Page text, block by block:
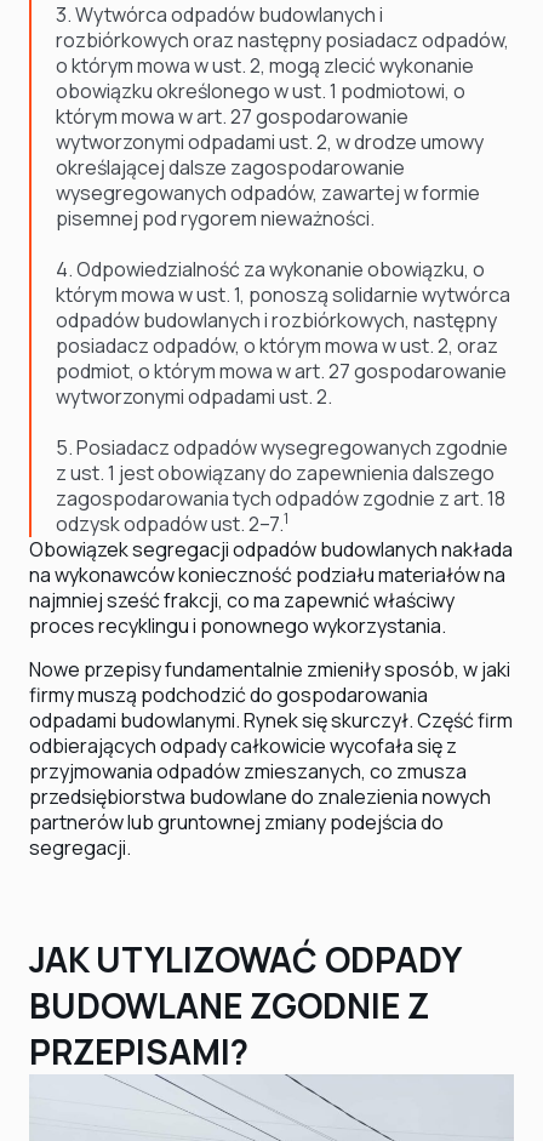
3. Wytwórca odpadów budowlanych i
rozbiórkowych oraz następny posiadacz odpadów,
o którym mowa w ust. 2, mogą zlecić wykonanie
obowiązku określonego w ust. 1 podmiotowi, o
którym mowa w art. 27 gospodarowanie
wytworzonymi odpadami ust. 2, w drodze umowy
określającej dalsze zagospodarowanie
wysegregowanych odpadów, zawartej w formie
pisemnej pod rygorem nieważności.
4. Odpowiedzialność za wykonanie obowiązku, o
którym mowa w ust. 1, ponoszą solidarnie wytwórca
odpadów budowlanych i rozbiórkowych, następny
posiadacz odpadów, o którym mowa w ust. 2, oraz
podmiot, o którym mowa w art. 27 gospodarowanie
wytworzonymi odpadami ust. 2.
5. Posiadacz odpadów wysegregowanych zgodnie
z ust. 1 jest obowiązany do zapewnienia dalszego
zagospodarowania tych odpadów zgodnie z art. 18
odzysk odpadów ust. 2–7.1
Obowiązek segregacji odpadów budowlanych nakłada
na wykonawców konieczność podziału materiałów na
najmniej sześć frakcji, co ma zapewnić właściwy
proces recyklingu i ponownego wykorzystania.
Nowe przepisy fundamentalnie zmieniły sposób, w jaki
firmy muszą podchodzić do gospodarowania
odpadami budowlanymi. Rynek się skurczył. Część firm
odbierających odpady całkowicie wycofała się z
przyjmowania odpadów zmieszanych, co zmusza
przedsiębiorstwa budowlane do znalezienia nowych
partnerów lub gruntownej zmiany podejścia do
segregacji.
JAK UTYLIZOWAĆ ODPADY
BUDOWLANE ZGODNIE Z
PRZEPISAMI?